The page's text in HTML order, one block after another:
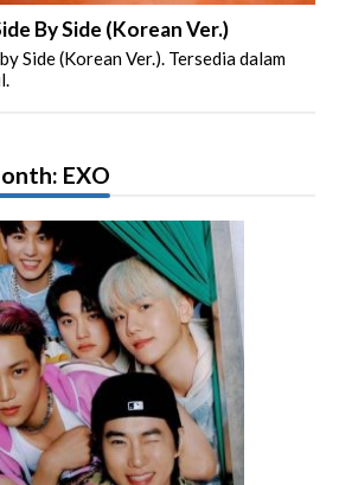
By Side (Korean Ver.)
Side (Korean Ver.). Tersedia dalam
EXO